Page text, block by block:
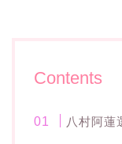
Contents
八村阿蓮